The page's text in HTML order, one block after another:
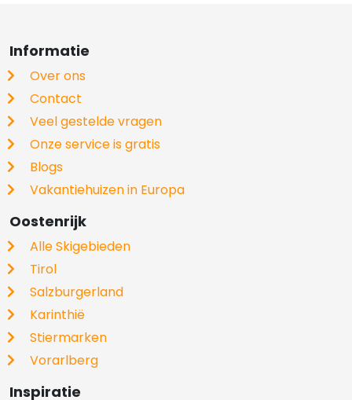
Informatie
Over ons
Contact
Veel gestelde vragen
Onze service is gratis
Blogs
Vakantiehuizen in Europa
Oostenrijk
Alle Skigebieden
Tirol
Salzburgerland
Karinthië
Stiermarken
Vorarlberg
Inspiratie